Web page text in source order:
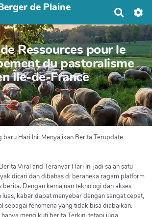
de Plaine
h
e
r
c
h
e
r
Ressources pour le
du pastoralisme
Île-de-France
baru Hari Ini: Menyajikan Berita Terupdate
Viral and Teranyar Hari Ini jadi salah satu
dicari dan dibahas di beraneka ragam platform
berita. Dengan kemajuan teknologi dan akses
kabar dapat menyebar dengan sangat cepat,
sebagai fenomena yang tidak bisa diabaikan.